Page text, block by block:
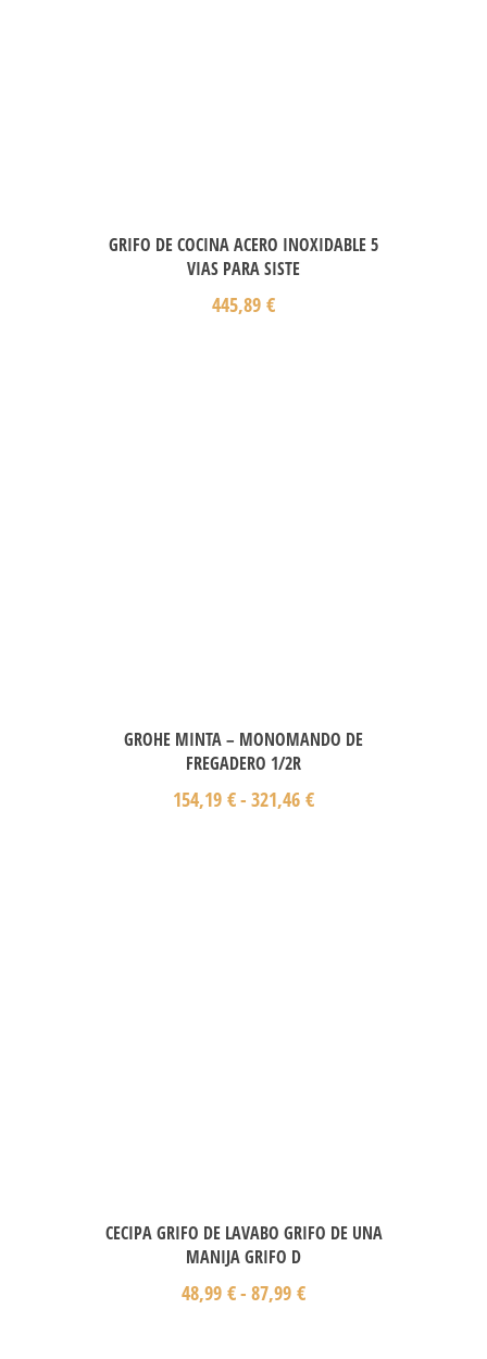
GRIFO DE COCINA ACERO INOXIDABLE 5
VIAS PARA SISTE
445,89 €
GROHE MINTA – MONOMANDO DE
FREGADERO 1/2R
154,19 €- 321,46 €
CECIPA GRIFO DE LAVABO GRIFO DE UNA
MANIJA GRIFO D
48,99 €- 87,99 €